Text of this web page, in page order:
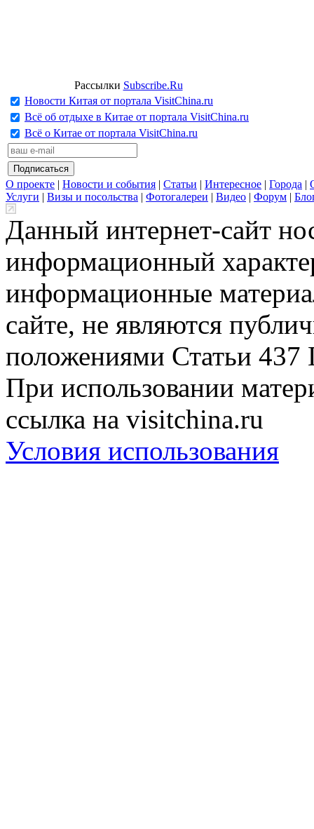
Рассылки Subscribe.Ru
Новости Китая от портала VisitChina.ru
Всё об отдыхе в Китае от портала VisitChina.ru
Всё о Китае от портала VisitChina.ru
О проекте | Новости и события | Статьи | Интересное | Города |
Услуги | Визы и посольства | Фотогалереи | Видео | Форум |
Данный интернет-сайт
информационный
информационные
сайте, не являются
положениями Статьи 437
При использовании
ссылка на visitchina.ru
Условия использования